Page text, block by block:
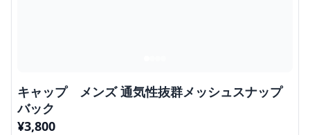
キャップ メンズ 通気性抜群メッシュスナップ
バック
¥3,800